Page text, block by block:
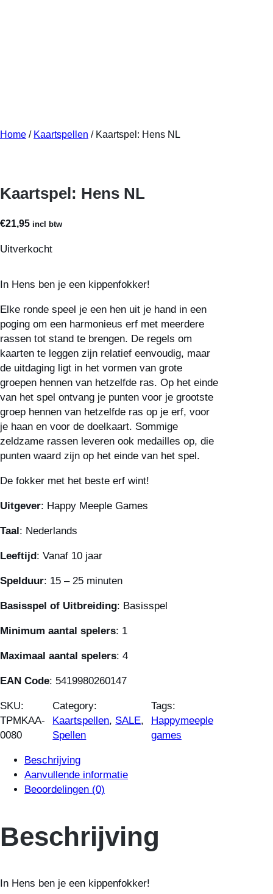
Home / Kaartspellen / Kaartspel: Hens NL
Kaartspel: Hens NL
€21,95 incl btw
Uitverkocht
In Hens ben je een kippenfokker!
Elke ronde speel je een hen uit je hand in een
poging om een harmonieus erf met meerdere
rassen tot stand te brengen. De regels om
kaarten te leggen zijn relatief eenvoudig, maar
de uitdaging ligt in het vormen van grote
groepen hennen van hetzelfde ras. Op het einde
van het spel ontvang je punten voor je grootste
groep hennen van hetzelfde ras op je erf, voor
je haan en voor de doelkaart. Sommige
zeldzame rassen leveren ook medailles op, die
punten waard zijn op het einde van het spel.
De fokker met het beste erf wint!
Uitgever: Happy Meeple Games
Taal: Nederlands
Leeftijd: Vanaf 10 jaar
Spelduur: 15 – 25 minuten
Basisspel of Uitbreiding: Basisspel
Minimum aantal spelers: 1
Maximaal aantal spelers: 4
EAN Code: 5419980260147
SKU:
TPMKAA-
0080
Category:
Kaartspellen, SALE
Spellen
Tags:
Happymeeple
games
Beschrijving
Aanvullende informatie
Beoordelingen (0)
Beschrijving
In Hens ben je een kippenfokker!